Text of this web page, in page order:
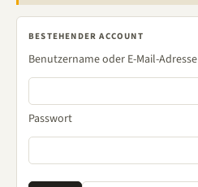
BESTEHENDER ACCOUNT
Benutzername oder E-Mail-Adresse
Passwort